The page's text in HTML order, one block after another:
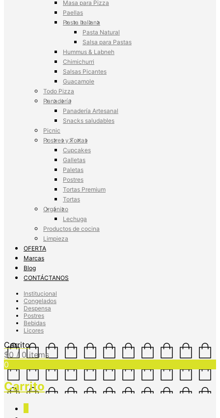
Masa para Pizza
Paellas
Pasta Italiana
Pasta Natural
Salsa para Pastas
Hummus & Labneh
Chimichurri
Salsas Picantes
Guacamole
Todo Pizza
Panadería
Panadería Artesanal
Snacks saludables
Picnic
Postres y Tortas
Cupcakes
Galletas
Paletas
Postres
Tortas Premium
Tortas
Orgánico
Lechuga
Productos de cocina
Limpieza
OFERTA
Marcas
Blog
CONTÁCTANOS
Institucional
Congelados
Despensa
Postres
Bebidas
Licores
Carrito
$0 / 0 items
0
Carrito